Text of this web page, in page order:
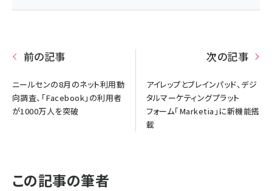
前の記事
ニールセンの8月のネット利用動
向調査、「Facebook」の利用者
が1000万人を突破
次の記事
アイレップとブレインパッド、デジ
タルマーケティングプラット
フォーム「Marketia」に新機能搭
載
この記事の筆者